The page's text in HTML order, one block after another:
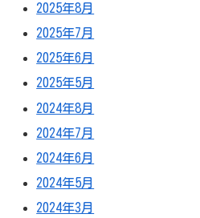
2025年8月
2025年7月
2025年6月
2025年5月
2024年8月
2024年7月
2024年6月
2024年5月
2024年3月